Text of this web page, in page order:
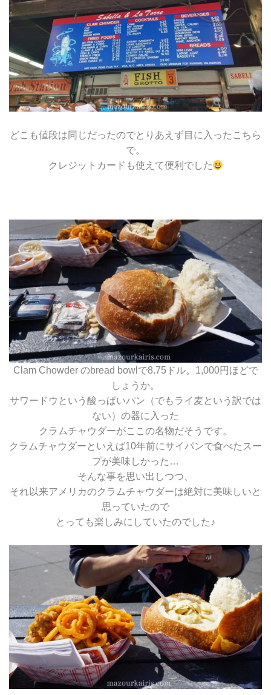
どこも値段は同じだったのでとりあえず目に入ったこちら
で。
クレジットカードも使えて便利でした
Clam Chowder のbread bowlで8.75ドル。1,000円ほどで
しょうか。
サワードウという酸っぱいパン（でもライ麦という訳では
ない）の器に入った
クラムチャウダーがここの名物だそうです。
クラムチャウダーといえば10年前にサイパンで食べたスー
プが美味しかった…
そんな事を思い出しつつ、
それ以来アメリカのクラムチャウダーは絶対に美味しいと
思っていたので
とっても楽しみにしていたのでした♪